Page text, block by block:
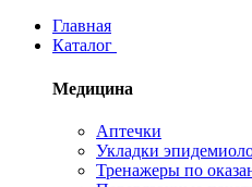
Главная
Каталог
Медицина
Аптечки
Укладки
Тренажеры по